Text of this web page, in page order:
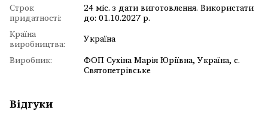
Строк
придатності:
24 міс. з дати виготовлення. Використати
до: 01.10.2027 р.
Країна
виробництва:
Україна
Виробник:
ФОП Сухіна Марія Юріївна, Україна, с.
Святопетрівське
Відгуки